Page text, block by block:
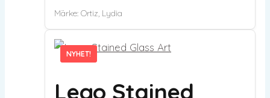
Märke: Ortiz, Lydia
NYHET!
NYHET!
Lego Stained